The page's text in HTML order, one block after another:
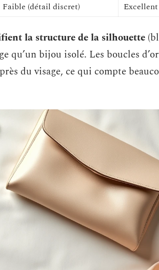
Faible (détail discret) Excellent
la structure de la silhouette
qu’un bijou isolé. Les boucles
du visage, ce qui compte